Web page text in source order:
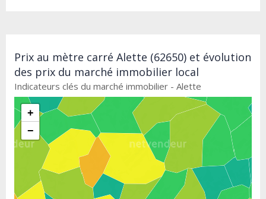
Prix au mètre carré Alette (62650) et évolution
des prix du marché immobilier local
Indicateurs clés du marché immobilier - Alette
+
−